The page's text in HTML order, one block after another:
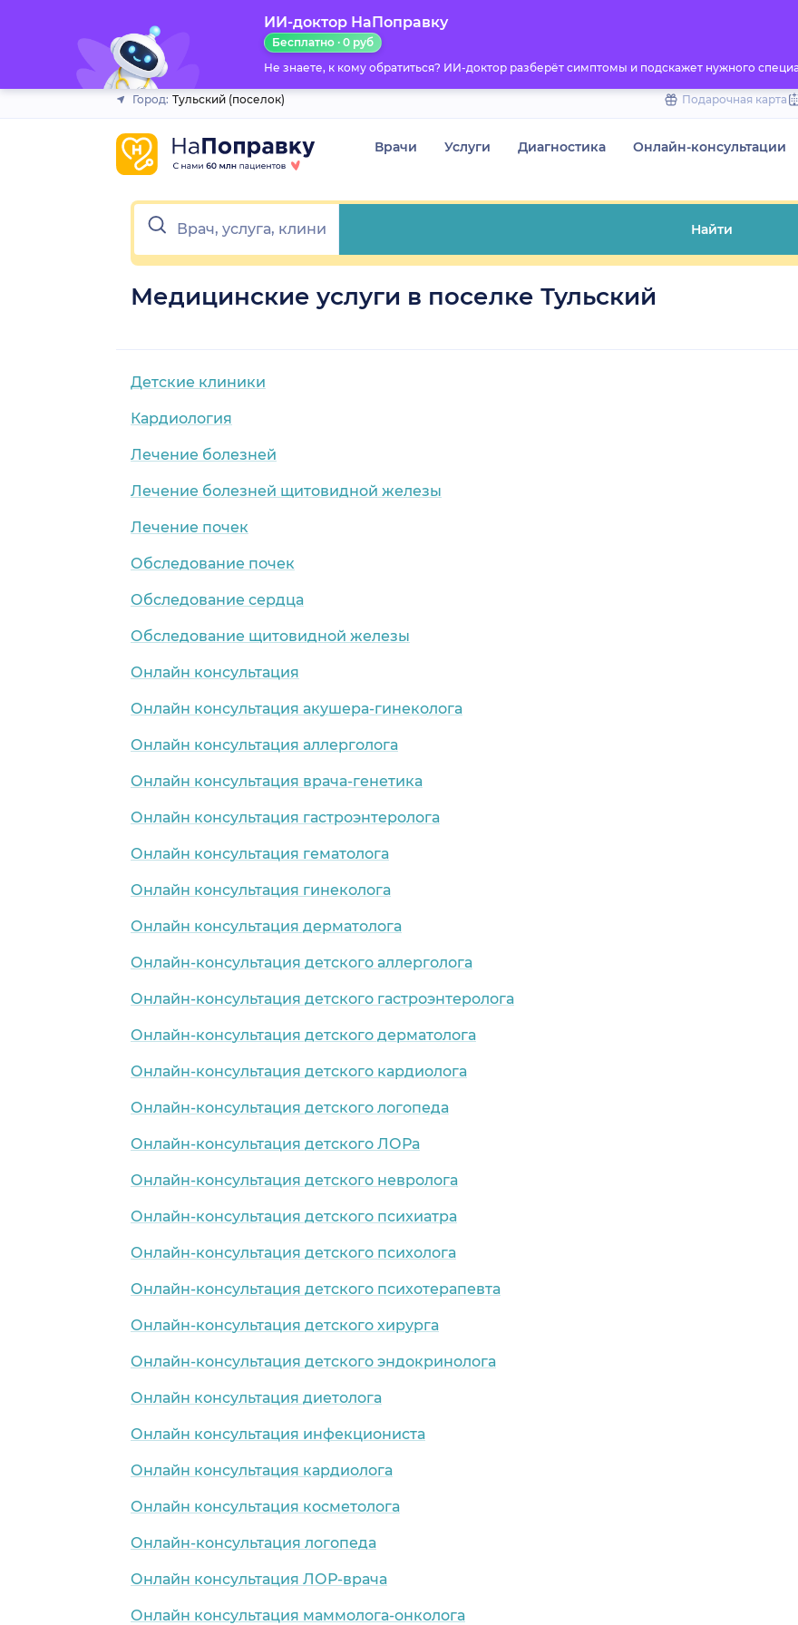
ИИ-доктор НаПоправку
Бесплатно · 0 руб
Не знаете, к кому обратиться? ИИ-доктор разберёт симптомы и подскажет нужного
Город: Тульский (поселок) Подарочная карта
Врачи Услуги Диагностика Онлайн-консультации
Найти
Медицинские услуги в поселке Тульский
Детские клиники
Кардиология
Лечение болезней
Лечение болезней щитовидной железы
Лечение почек
Обследование почек
Обследование сердца
Обследование щитовидной железы
Онлайн консультация
Онлайн консультация акушера-гинеколога
Онлайн консультация аллерголога
Онлайн консультация врача-генетика
Онлайн консультация гастроэнтеролога
Онлайн консультация гематолога
Онлайн консультация гинеколога
Онлайн консультация дерматолога
Онлайн-консультация детского аллерголога
Онлайн-консультация детского гастроэнтеролога
Онлайн-консультация детского дерматолога
Онлайн-консультация детского кардиолога
Онлайн-консультация детского логопеда
Онлайн-консультация детского ЛОРа
Онлайн-консультация детского невролога
Онлайн-консультация детского психиатра
Онлайн-консультация детского психолога
Онлайн-консультация детского психотерапевта
Онлайн-консультация детского хирурга
Онлайн-консультация детского эндокринолога
Онлайн консультация диетолога
Онлайн консультация инфекциониста
Онлайн консультация кардиолога
Онлайн консультация косметолога
Онлайн-консультация логопеда
Онлайн консультация ЛОР-врача
Онлайн консультация маммолога-онколога